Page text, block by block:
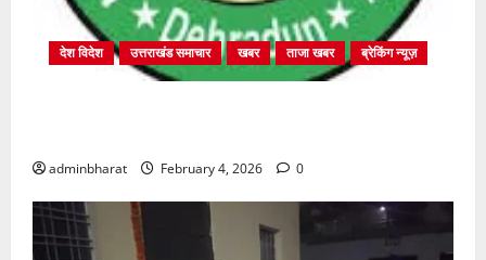
देश विदेश उत्तराखंड समाचार खबर ताजा खबर ब्रेकिंग न्यूज़
adminbharat February 4, 2026 0